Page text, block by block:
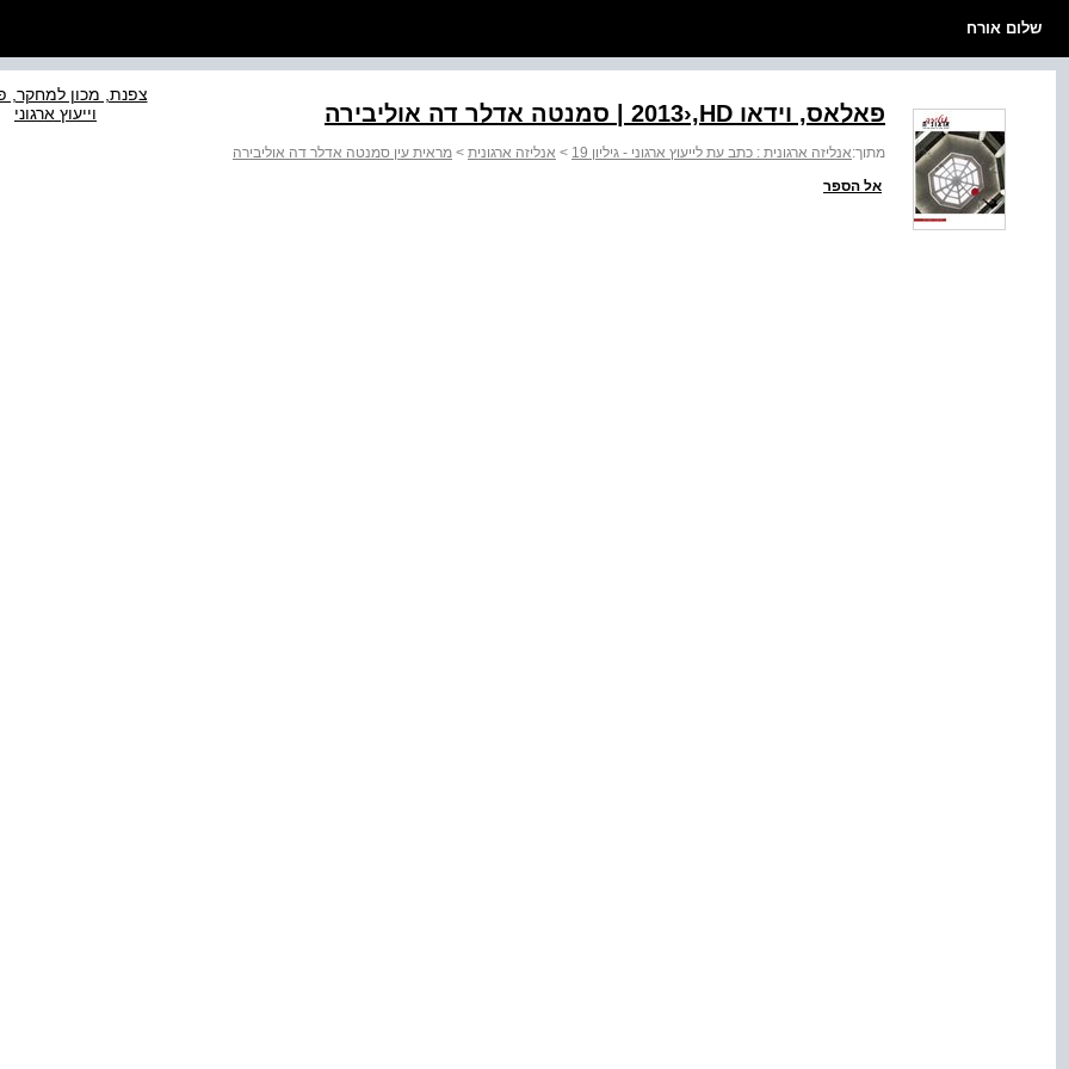
שלום אורח
פאלאס, וידאו ‭| 2013›,HD‬ סמנטה אדלר דה אוליבירה
מתוך:אנליזה ארגונית : כתב עת לייעוץ ארגוני - גיליון 19 > אנליזה ארגונית > מראית עין סמנטה אדלר דה אוליבירה
אל הספר
צפנת, מכון למחקר,
וייעוץ ארגוני